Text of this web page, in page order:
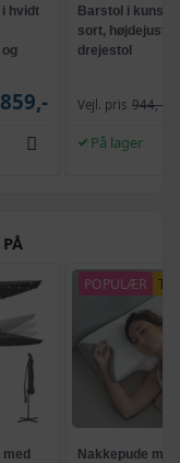
hvidt
859,-
Barstol i
sort,
drejestol
Vejl. pris 944,-
På lager
POPULÆR
Nakkepude med